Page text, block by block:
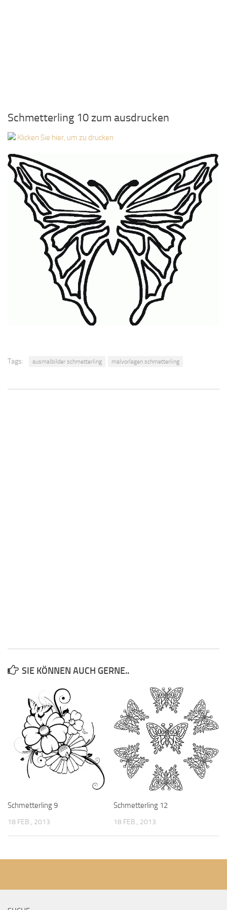
Schmetterling 10 zum ausdrucken
Klicken Sie hier, um zu drucken
Tags: ausmalbilder schmetterling malvorlagen schmetterling
SIE KÖNNEN AUCH GERNE..
Schmetterling 9
18 FEB., 2013
Schmetterling 12
18 FEB., 2013